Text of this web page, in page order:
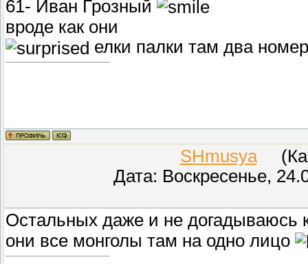
61- Иван Грозный
вроде как они
елки палки там два
SHmusya
Дата: Воскресенье,
Остальных даже и не догадываюсь
они все монголы там на одно лицо